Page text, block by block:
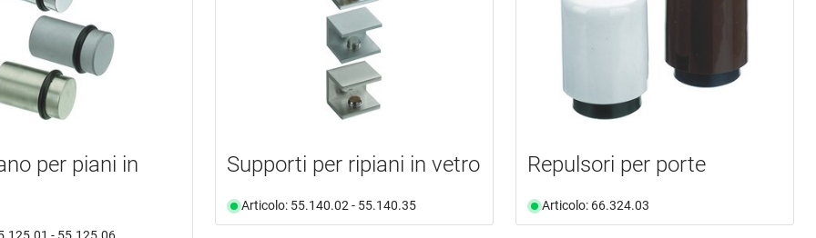
per piani in
Supporti per ripiani in vetro
Articolo: 55.140.02 - 55.140.35
Repulsori per porte
Articolo: 66.324.03